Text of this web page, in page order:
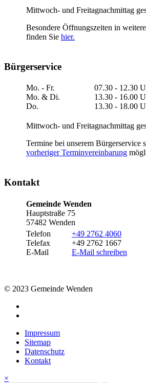
Mittwoch- und Freitagnachmittag
Besondere Öffnungszeiten in
finden Sie hier.
Bürgerservice
Mo. - Fr.
Mo. & Di.
Do.
07.30 - 12.30
13.30 - 16.00
13.30 - 18.00
Mittwoch- und Freitagnachmittag
Termine bei unserem Bürgerservice
vorheriger Terminvereinbarung
Kontakt
Gemeinde Wenden
Hauptstraße 75
57482 Wenden
Telefon
Telefax
E-Mail
+49 2762 4060
+49 2762 1667
E-Mail schreiben
© 2023 Gemeinde Wenden
Impressum
Sitemap
Datenschutz
Kontakt
×